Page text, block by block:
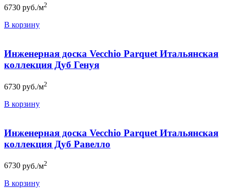
6730 руб./м2
В корзину
Инженерная доска Vecchio Parquet Итальянская
коллекция Дуб Генуя
6730 руб./м2
В корзину
Инженерная доска Vecchio Parquet Итальянская
коллекция Дуб Равелло
6730 руб./м2
В корзину